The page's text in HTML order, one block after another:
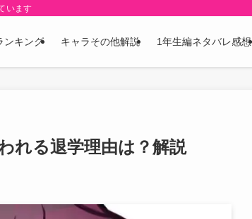
います
ンキング キャラその他解説 1年生編ネタバレ感想
れる退学理由は？解説